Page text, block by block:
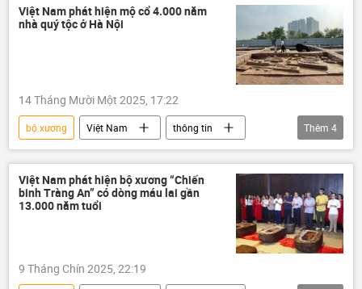
Thành phố Hồ Chí Minh
công an
công an TP.HCM
Việt Nam phát hiện mộ cổ 4.000 năm
nhà quý tộc ở Hà Nội
14 Tháng Mười Một 2025, 17:22
bộ xương Việt Nam
thông tin
Hà Nội
lăng mộ
Xã hội
Khoa học
Thêm 4
Việt Nam phát hiện bộ xương “Chiến
binh Tràng An” có dòng máu lai gần
13.000 năm tuổi
9 Tháng Chín 2025, 22:19